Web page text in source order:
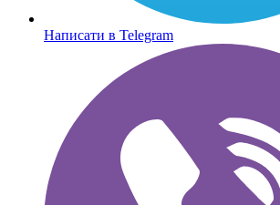
Написати в Telegram